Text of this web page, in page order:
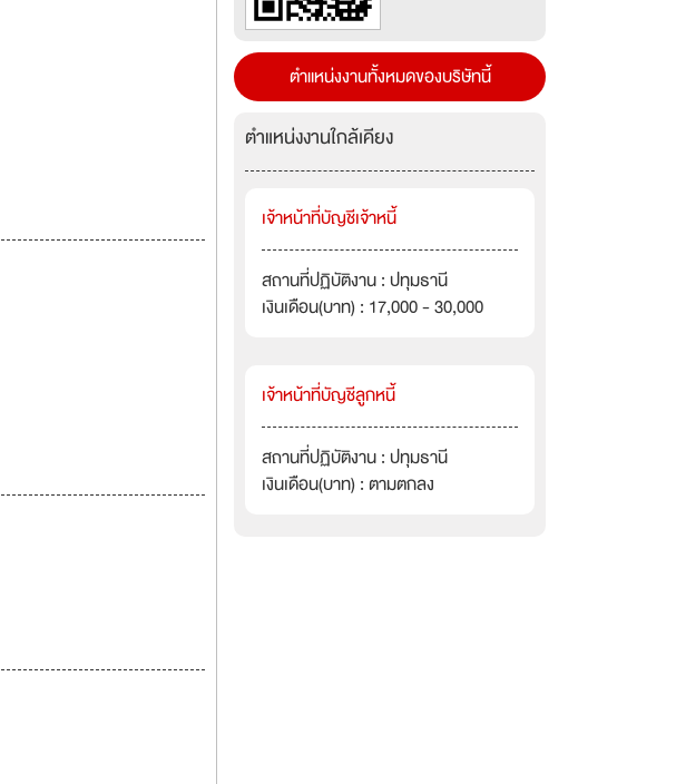
ตำแหน่งงานทั้งหมดของบริษัทนี้
ตำแหน่งงานใกล้เคียง
เจ้าหน้าที่บัญชีเจ้าหนี้
สถานที่ปฏิบัติงาน : ปทุมธานี
เงินเดือน(บาท) : 17,000 - 30,000
เจ้าหน้าที่บัญชีลูกหนี้
สถานที่ปฏิบัติงาน : ปทุมธานี
เงินเดือน(บาท) : ตามตกลง